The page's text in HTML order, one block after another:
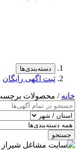
دسته‌بندی‌ها
ثبت اگهی رایگان
خانه / محصولات
جستجو